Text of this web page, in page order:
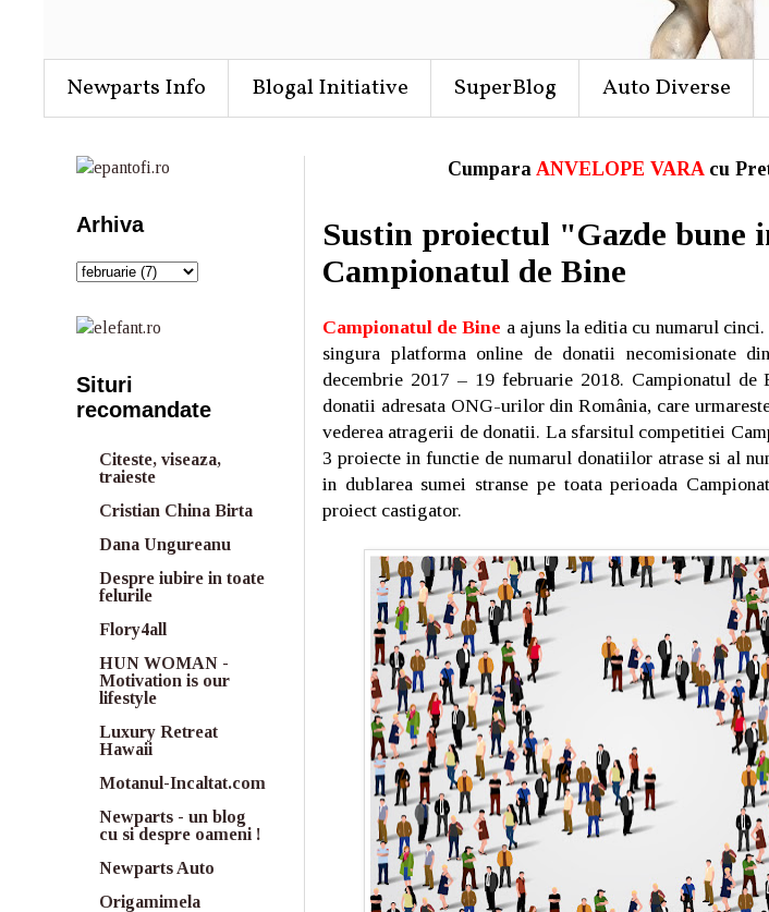
Newparts Info Blogal Initiative SuperBlog Auto Diverse
Cumpara ANVELOPE VARAcu
Sustin proiectul "Gazde bune
Campionatul de Bine
Campionatul de Bine a ajuns la editia cu numarul
singura platforma online de donatii necomisionate
decembrie 2017 – 19 februarie 2018. Campionatul de
donatii adresata ONG-urilor din România, care
vederea atragerii de donatii. La sfarsitul competitiei
3 proiecte in functie de numarul donatiilor atrase si al
in dublarea sumei stranse pe toata perioada
proiect castigator.
Arhiva
Situri
recomandate
Citeste, viseaza,
traieste
Cristian China Birta
Dana Ungureanu
Despre iubire in toate
felurile
Flory4all
HUN WOMAN -
Motivation is our
lifestyle
Luxury Retreat
Hawaii
Motanul-Incaltat.com
Newparts - un blog
cu si despre oameni !
Newparts Auto
Origamimela